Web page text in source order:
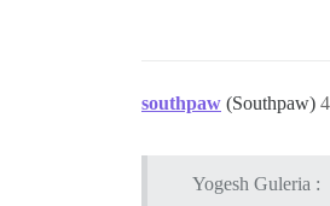
southpaw (Southpaw) 4
Yogesh Guleria :